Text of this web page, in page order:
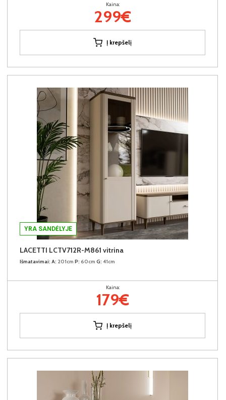
Kaina:
299€
Į krepšelį
YRA SANDĖLYJE
LACETTI LCTV712R-M861 vitrina
Išmatavimai: A: 201cm P: 60cm G: 41cm
Kaina:
179€
Į krepšelį